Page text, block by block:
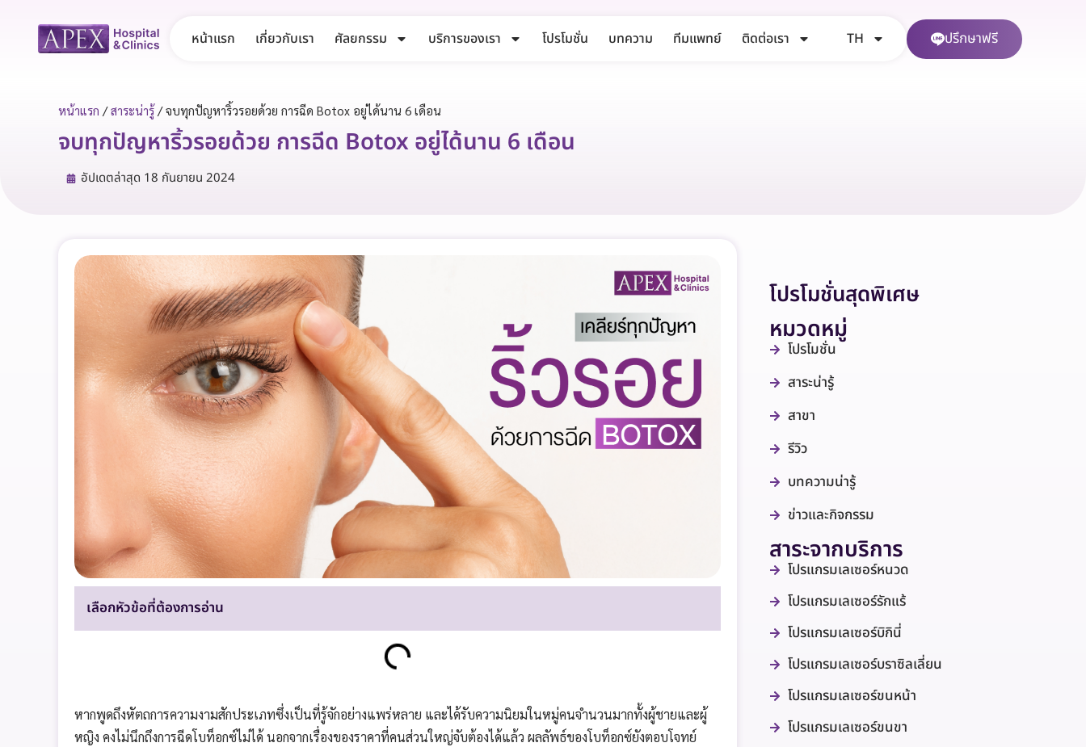
หน้าแรก เกี่ยวกับเรา ศัลยกรรม บริการของเรา โปรโมชั่น บทความ ทีมแพทย์ ติดต่อเรา TH ปรึกษาฟรี
หน้าแรก /สาระน่ารู้/จบทุกปัญหาริ้วรอยด้วย การฉีด Botox อยู่ได้นาน 6 เดือน
จบทุกปัญหาริ้วรอยด้วย การฉีด Botox อยู่ได้นาน 6 เดือน
อัปเดตล่าสุด 18 กันยายน 2024
เลือกหัวข้อที่ต้องการอ่าน
หากพูดถึงหัตถการความงามสักประเภทซึ่งเป็นที่รู้จักอย่างแพร่หลาย และได้รับความนิยมในหมู่คนจำนวนมากทั้งผู้ชายและผู้
หญิง คงไม่นึกถึงการฉีดโบท็อกซ์ไม่ได้ นอกจากเรื่องของราคาที่คนส่วนใหญ่จับต้องได้แล้ว ผลลัพธ์ของโบท็อกซ์ยังตอบโจทย์
โปรโมชั่นสุดพิเศษ
หมวดหมู่
โปรโมชั่น
สาระน่ารู้
สาขา
รีวิว
บทความน่ารู้
ข่าวและกิจกรรม
สาระจากบริการ
โปรแกรมเลเซอร์หนวด
โปรแกรมเลเซอร์รักแร้
โปรแกรมเลเซอร์บิกินี่
โปรแกรมเลเซอร์บราซิลเลี่ยน
โปรแกรมเลเซอร์ขนหน้า
โปรแกรมเลเซอร์ขนขา